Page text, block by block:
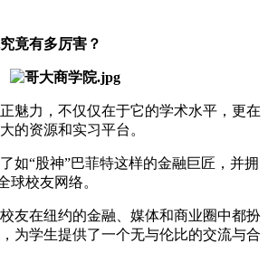
有多厉害？
力，不仅仅在于它的学术水平，更在
的资源和实习平台。
“股神”巴菲特这样的金融巨匠，并拥
球校友网络。
在纽约的金融、媒体和商业圈中都扮
为学生提供了一个无与伦比的交流与合